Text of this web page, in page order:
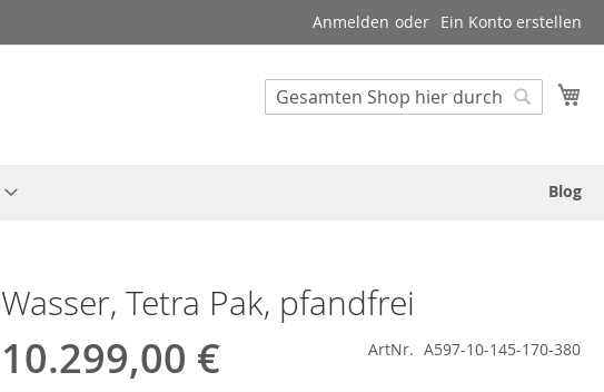
Anmelden Ein Konto erstellen
Suche
Suche
Blog
Wasser, Tetra Pak, pfandfrei
10.299,00 € ArtNr. A597-10-145-170-380